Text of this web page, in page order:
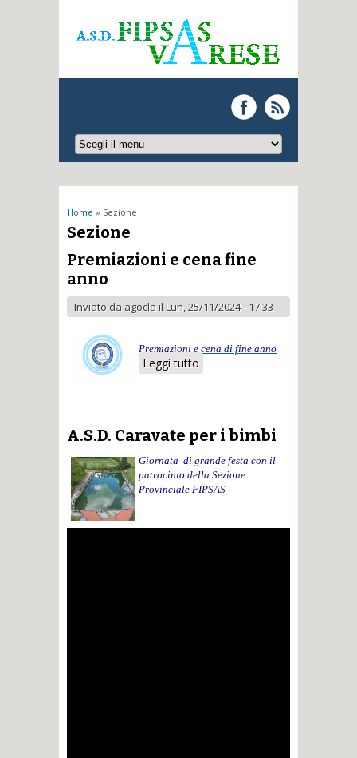
Tu sei qui
Home » Sezione
Sezione
Premiazioni e cena fine
anno
Inviato da agoclail Lun, 25/11/2024 - 17:33
Premiazioni e cena di fine anno
Leggi tutto
cena fine anno
A.S.D. Caravate per i bimbi
Giornata di grande festa con il
patrocinio della Sezione
Provinciale FIPSAS